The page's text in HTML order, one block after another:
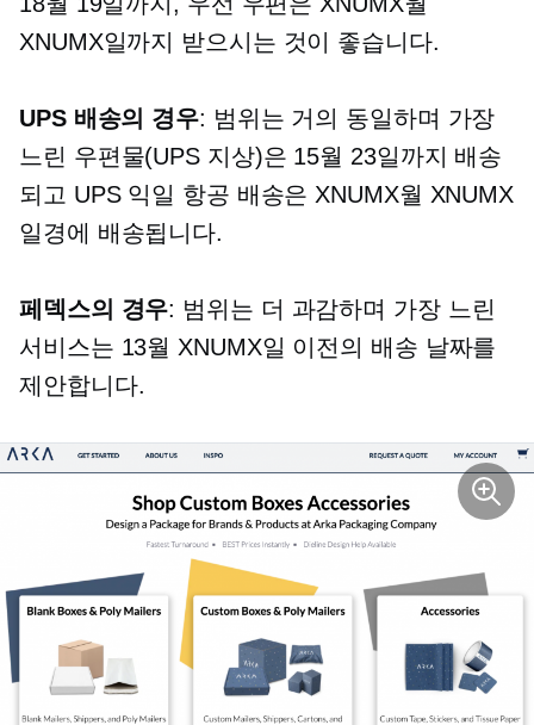
XNUMX일까지 받으시는 것이 좋습니다.
UPS 배송의 경우: 범위는 거의 동일하며 가장
느린 우편물(UPS 지상)은 15월 23일까지 배송
되고 UPS 익일 항공 배송은 XNUMX월 XNUMX
일경에 배송됩니다.
페덱스의 경우: 범위는 더 과감하며 가장 느린
서비스는 13월 XNUMX일 이전의 배송 날짜를
제안합니다.